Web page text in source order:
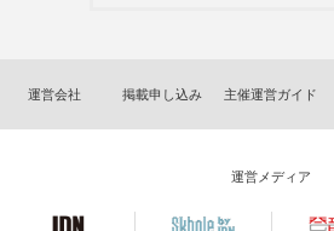
運営会社 掲載申し込み 主催運営ガイド
運営メディア